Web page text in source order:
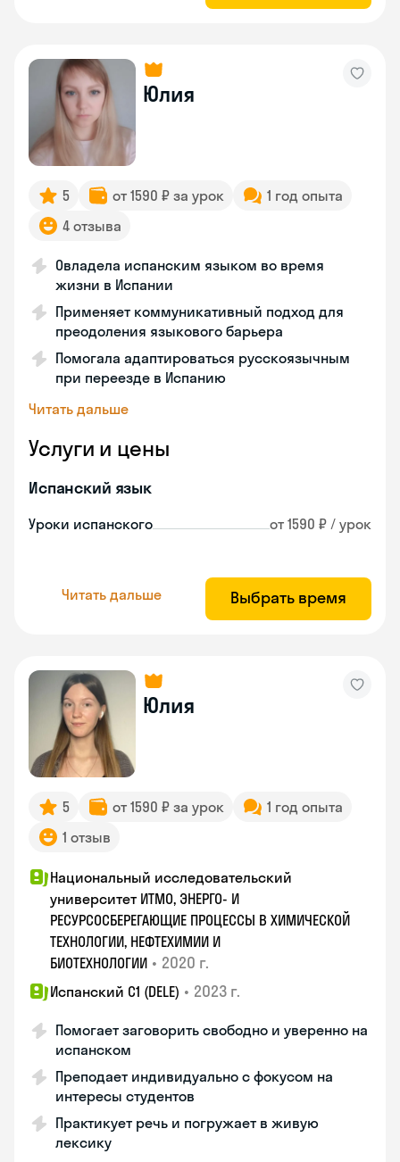
Юлия
5 от 1590 ₽ за урок
1 год опыта
4 отзыва
Овладела испанским языком во время
жизни в Испании
Применяет коммуникативный подход для
преодоления языкового барьера
Помогала адаптироваться русскоязычным
при переезде в Испанию
Читать дальше
Услуги и цены
Испанский язык
Уроки испанского от 1590 ₽ / урок
Читать дальше Выбрать время
Юлия
5 от 1590 ₽ за урок
1 год опыта
1 отзыв
Национальный исследовательский
университет ИТМО, ЭНЕРГО- И
РЕСУРСОСБЕРЕГАЮЩИЕ ПРОЦЕССЫ В ХИМИЧЕСКОЙ
ТЕХНОЛОГИИ, НЕФТЕХИМИИ И
БИОТЕХНОЛОГИИ • 2020 г.
Испанский С1 (DELE) • 2023 г.
Помогает заговорить свободно и уверенно на
испанском
Преподает индивидуально с фокусом на
интересы студентов
Практикует речь и погружает в живую
лексику